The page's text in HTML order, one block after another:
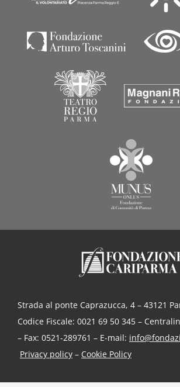
Strada al ponte Caprazucca, 4 – 43121
Codice Fiscale: 0021 69 50 345 –
– Fax: 0521-289761 – E-mail:
Privacy policy– Cookie Policy